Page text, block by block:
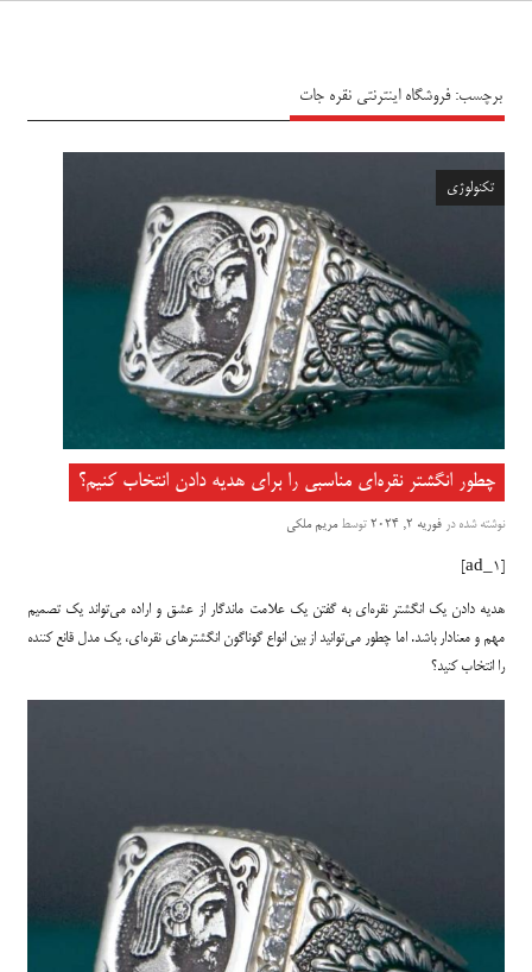
برچسب:فروشگاه اینترنتی نقره جات
تکنولوژی
چطور انگشتر نقره‌ای مناسبی را برای هدیه دادن انتخاب کنیم؟
نوشته شده در فوریه 2, 2024 توسطمریم ملکی
هدیه دادن یک انگشتر نقره‌ای به گفتن یک علامت ماندگار از عشق و اراده می‌تواند یک تصمیم
مهم و معنادار باشد. اما چطور می‌توانید از بین انواع گوناگون انگشترهای نقره‌ای، یک مدل قانع کننده
را انتخاب کنید؟